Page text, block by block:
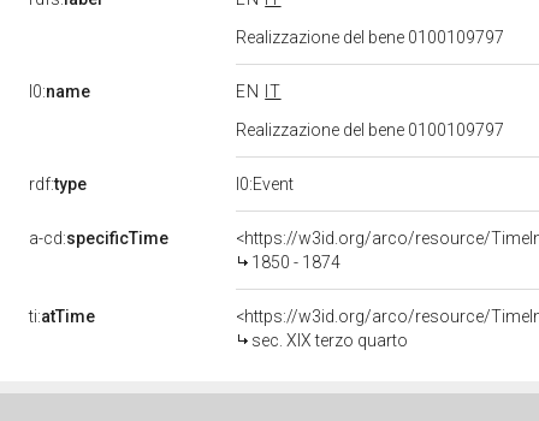
Realizzazione del bene 0100109797
l0:name EN
IT
Realizzazione del bene 0100109797
rdf:type l0:Event
a-cd:specificTime
<https://w3id.org/arco/resource/
1850 - 1874
ti:atTime
<https://w3id.org/arco/resource/
sec. XIX terzo quarto